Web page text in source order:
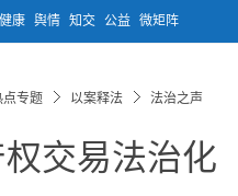
健康 舆情 知交 公益 微矩阵
点专题 以案释法 法治之声
交易法治化